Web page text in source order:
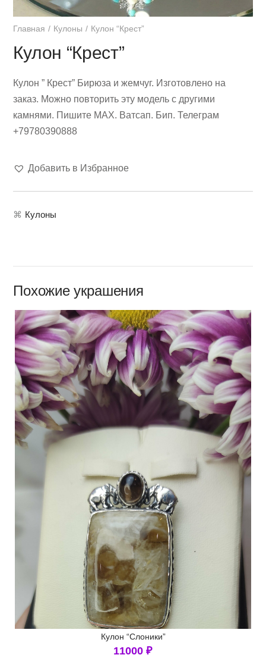
Главная Кулоны Кулон “Крест”
Кулон “Крест”
Кулон ” Крест” Бирюза и жемчуг. Изготовлено на
заказ. Можно повторить эту модель с другими
камнями. Пишите МАХ. Ватсап. Бип. Телеграм
+79780390888
Добавить в Избранное
⌘ Кулоны
Похожие украшения
Кулон “Слоники”
11000 ₽